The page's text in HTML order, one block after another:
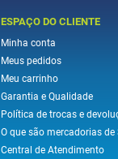
ESPAÇO DO CLIENTE
Minha conta
Meus pedidos
Meu carrinho
Garantia e Qualidade
Política de trocas e
O que são mercadorias de
Central de Atendimento